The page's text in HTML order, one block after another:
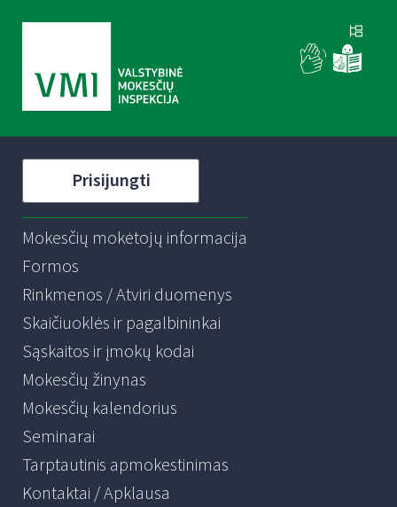
Prisijungti
Mokesčių mokėtojų informacija
Formos
Rinkmenos / Atviri duomenys
Skaičiuoklės ir pagalbininkai
Sąskaitos ir įmokų kodai
Mokesčių žinynas
Mokesčių kalendorius
Seminarai
Tarptautinis apmokestinimas
Kontaktai / Apklausa